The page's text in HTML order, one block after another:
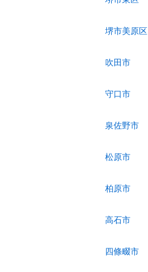
堺市美原区
吹田市
守口市
泉佐野市
松原市
柏原市
高石市
四條畷市